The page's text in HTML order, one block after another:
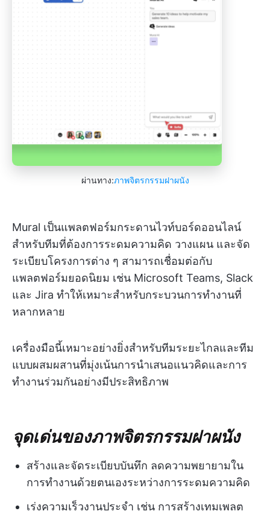
ผ่านทาง:ภาพจิตรกรรมฝาผนัง
Mural เป็นแพลตฟอร์มกระดานไวท์บอร์ดออนไลน์
สำหรับทีมที่ต้องการระดมความคิด วางแผน และจัด
ระเบียบโครงการต่าง ๆ สามารถเชื่อมต่อกับ
แพลตฟอร์มยอดนิยม เช่น Microsoft Teams, Slack
และ Jira ทำให้เหมาะสำหรับกระบวนการทำงานที่
หลากหลาย
เครื่องมือนี้เหมาะอย่างยิ่งสำหรับทีมระยะไกลและทีม
แบบผสมผสานที่มุ่งเน้นการนำเสนอแนวคิดและการ
ทำงานร่วมกันอย่างมีประสิทธิภาพ
จุดเด่นของภาพจิตรกรรมฝาผนัง
สร้างและจัดระเบียบบันทึก ลดความพยายามใน
การทำงานด้วยตนเองระหว่างการระดมความคิด
เร่งความเร็วงานประจำ เช่น การสร้างเทมเพลต